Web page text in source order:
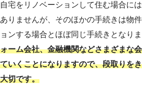
自宅をリノベーションして住む場合に
ありませんが、そのほかの手続きは物
ョンする場合とほぼ同じ手続きとなりま
ォーム会社、金融機関などさまざまな
ていくことになりますので、段取りを
大切です。